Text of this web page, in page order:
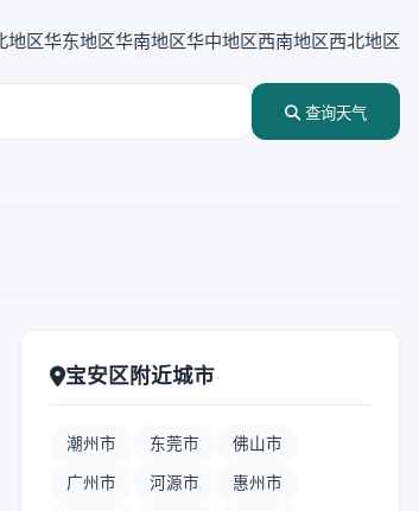
地区华东地区华南地区华中地区西南地区西北地区
查询天气
宝安区附近城市
潮州市 东莞市 佛山市
广州市 河源市 惠州市